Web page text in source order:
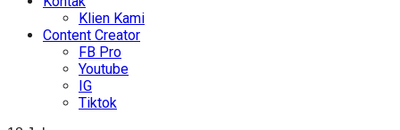
Klien Kami
Content Creator
FB Pro
Youtube
IG
Tiktok